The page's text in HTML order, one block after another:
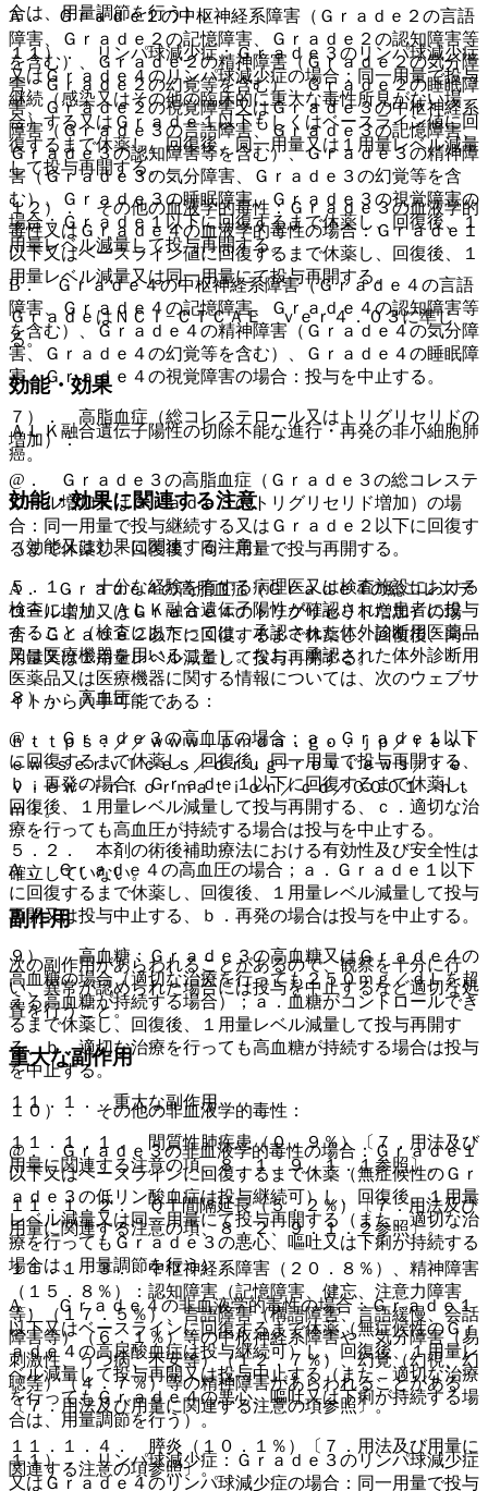
合は、用量調節を行う）。
１１）． リンパ球減少症：Ｇｒａｄｅ３のリンパ球減少症
又はＧｒａｄｅ４のリンパ球減少症の場合：同一用量で投与
継続（感染又はその他の臨床的に重大な毒性所見がない場
合）する又はＧｒａｄｅ１以下もしくはベースライン値に回
復するまで休薬し、回復後、同一用量又は１用量レベル減量
して投与再開する。
１２）． その他の血液学的毒性：Ｇｒａｄｅ３の血液学的
毒性又はＧｒａｄｅ４の血液学的毒性の場合：Ｇｒａｄｅ１
以下又はベースライン値に回復するまで休薬し、回復後、１
用量レベル減量又は同一用量にて投与再開する。
ＧｒａｄｅはＮＣＩ−ＣＴＣＡＥ ｖｅｒ４．０３に準じ
る。
効能・効果
ＡＬＫ融合遺伝子陽性の切除不能な進行・再発の非小細胞肺
癌。
効能・効果に関連する注意
（効能又は効果に関連する注意）
５．１． 十分な経験を有する病理医又は検査施設における
検査により、ＡＬＫ融合遺伝子陽性が確認された患者に投与
すること（検査にあたっては、承認された体外診断用医薬品
又は医療機器を用いること）。なお、承認された体外診断用
医薬品又は医療機器に関する情報については、次のウェブサ
イトから入手可能である：
ｈｔｔｐｓ：／／ｗｗｗ．ｐｍｄａ．ｇｏ．ｊｐ／ｒｅｖｉ
ｅｗ−ｓｅｒｖｉｃｅｓ／ｄｒｕｇ−ｒｅｖｉｅｗｓ／ｒｅ
ｖｉｅｗ−ｉｎｆｏｒｍａｔｉｏｎ／ｃｄ／０００１．ｈｔ
ｍｌ。
５．２． 本剤の術後補助療法における有効性及び安全性は
確立していない。
副作用
次の副作用があらわれることがあるので、観察を十分に行
い、異常が認められた場合には投与を中止するなど適切な処
置を行うこと。
重大な副作用
１１．１． 重大な副作用
１１．１．１． 間質性肺疾患（０．９％）〔７．用法及び
用量に関連する注意の項、８．１、９．１．１参照〕。
１１．１．２． ＱＴ間隔延長（５．２％）〔７．用法及び
用量に関連する注意の項、８．２、９．１．２参照〕。
１１．１．３． 中枢神経系障害（２０．８％）、精神障害
（１５．８％）：認知障害（記憶障害、健忘、注意力障害
等）（１７．５％）、言語障害（構語障害、言語緩慢、会話
障害等）（６．１％）等の中枢神経系障害や、気分障害（易
刺激性、うつ病、不安等）（１２．７％）、幻覚（幻視、幻
聴等）（４．７％）等の精神障害があらわれることがある
〔７．用法及び用量に関連する注意の項参照〕。
１１．１．４． 膵炎（１０．１％）〔７．用法及び用量に
関連する注意の項参照〕。
A． Ｇｒａｄｅ２の中枢神経系障害（Ｇｒａｄｅ２の言語
障害、Ｇｒａｄｅ２の記憶障害、Ｇｒａｄｅ２の認知障害等
を含む）、Ｇｒａｄｅ２の精神障害（Ｇｒａｄｅ２の気分障
害、Ｇｒａｄｅ２の幻覚等を含む）、Ｇｒａｄｅ２の睡眠障
害、Ｇｒａｄｅ２の視覚障害又はＧｒａｄｅ３の中枢神経系
障害（Ｇｒａｄｅ３の言語障害、Ｇｒａｄｅ３の記憶障害、
Ｇｒａｄｅ３の認知障害等を含む）、Ｇｒａｄｅ３の精神障
害（Ｇｒａｄｅ３の気分障害、Ｇｒａｄｅ３の幻覚等を含
む）、Ｇｒａｄｅ３の睡眠障害、Ｇｒａｄｅ３の視覚障害の
場合：Ｇｒａｄｅ１以下に回復するまで休薬し、回復後、１
用量レベル減量して投与再開する。
B． Ｇｒａｄｅ４の中枢神経系障害（Ｇｒａｄｅ４の言語
障害、Ｇｒａｄｅ４の記憶障害、Ｇｒａｄｅ４の認知障害等
を含む）、Ｇｒａｄｅ４の精神障害（Ｇｒａｄｅ４の気分障
害、Ｇｒａｄｅ４の幻覚等を含む）、Ｇｒａｄｅ４の睡眠障
害、Ｇｒａｄｅ４の視覚障害の場合：投与を中止する。
７）． 高脂血症（総コレステロール又はトリグリセリドの
増加）：
@． Ｇｒａｄｅ３の高脂血症（Ｇｒａｄｅ３の総コレステ
ロール増加又はＧｒａｄｅ３のトリグリセリド増加）の場
合：同一用量で投与継続する又はＧｒａｄｅ２以下に回復す
るまで休薬し、回復後、同一用量で投与再開する。
A． Ｇｒａｄｅ４の高脂血症（Ｇｒａｄｅ４の総コレステ
ロール増加又はＧｒａｄｅ４のトリグリセリド増加）の場
合：Ｇｒａｄｅ２以下に回復するまで休薬し、回復後、同一
用量又は１用量レベル減量して投与再開する。
８）． 高血圧：
@． Ｇｒａｄｅ３の高血圧の場合；ａ．Ｇｒａｄｅ１以下
に回復するまで休薬し、回復後、同一用量で投与再開する、
ｂ．再発の場合、Ｇｒａｄｅ１以下に回復するまで休薬し、
回復後、１用量レベル減量して投与再開する、ｃ．適切な治
療を行っても高血圧が持続する場合は投与を中止する。
A． Ｇｒａｄｅ４の高血圧の場合；ａ．Ｇｒａｄｅ１以下
に回復するまで休薬し、回復後、１用量レベル減量して投与
再開又は投与中止する、ｂ．再発の場合は投与を中止する。
９）． 高血糖：Ｇｒａｄｅ３の高血糖又はＧｒａｄｅ４の
高血糖の場合（適切な治療を行っても２５０ｍｇ／ｄＬを超
える高血糖が持続する場合）；ａ．血糖がコントロールでき
るまで休薬し、回復後、１用量レベル減量して投与再開す
る、ｂ．適切な治療を行っても高血糖が持続する場合は投与
を中止する。
１０）． その他の非血液学的毒性：
@． Ｇｒａｄｅ３の非血液学的毒性の場合：Ｇｒａｄｅ１
以下又はベースラインに回復するまで休薬（無症候性のＧｒ
ａｄｅ３の低リン酸血症は投与継続可）し、回復後、１用量
レベル減量又は同一用量にて投与再開する（また、適切な治
療を行ってもＧｒａｄｅ３の悪心、嘔吐又は下痢が持続する
場合は、用量調節を行う）。
A． Ｇｒａｄｅ４の非血液学的毒性の場合：Ｇｒａｄｅ１
以下又はベースラインに回復するまで休薬（無症候性のＧｒ
ａｄｅ４の高尿酸血症は投与継続可）し、回復後、１用量レ
ベル減量して投与再開又は投与中止する（また、適切な治療
を行ってもＧｒａｄｅ４の悪心、嘔吐又は下痢が持続する場
合は、用量調節を行う）。
１１）． リンパ球減少症：Ｇｒａｄｅ３のリンパ球減少症
又はＧｒａｄｅ４のリンパ球減少症の場合：同一用量で投与